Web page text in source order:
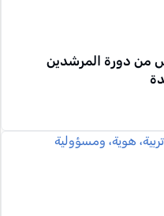
من دورة المرشدين